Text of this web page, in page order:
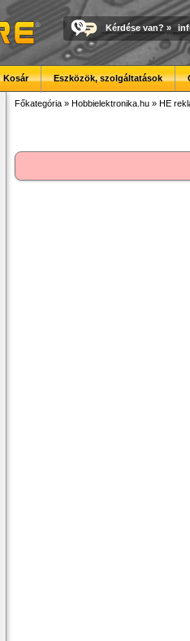
Kérdése van? »
Kosár Eszközök, szolgáltatások
Főkategória » Hobbielektronika.hu » HE